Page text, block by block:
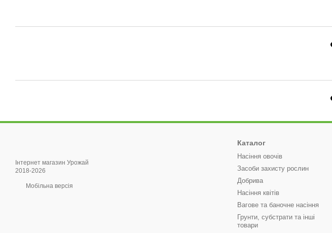
Інтернет магазин Урожай
2018-2026
Мобільна версія
Каталог
Насіння овочів
Засоби захисту рослин
Добрива
Насіння квітів
Вагове та баночне насіння
Грунти, субстрати та інші
товари